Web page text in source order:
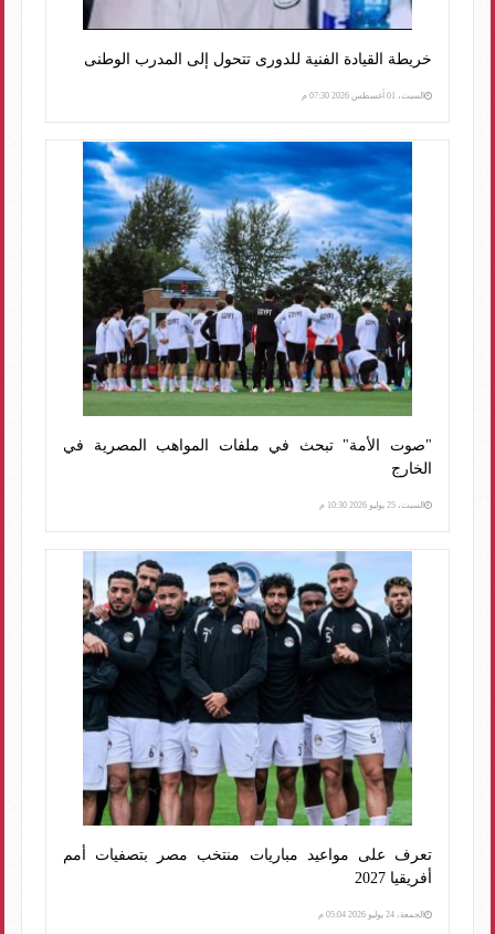
خريطة القيادة الفنية للدورى تتحول إلى المدرب الوطنى
السبت، 01 أغسطس 2026 07:30 م
"صوت الأمة" تبحث في ملفات المواهب المصرية في
الخارج
السبت، 25 يوليو 2026 10:30 م
تعرف على مواعيد مباريات منتخب مصر بتصفيات أمم
أفريقيا 2027
الجمعة، 24 يوليو 2026 05:04 م